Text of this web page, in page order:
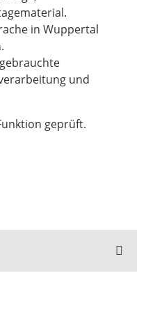
in Wuppertal
und
geprüft.